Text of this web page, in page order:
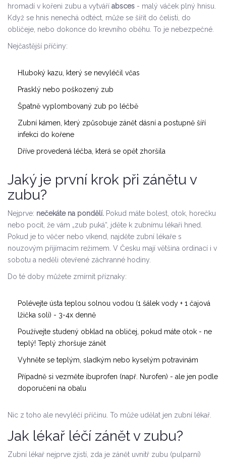
hromadí v kořeni zubu a vytváří absces - malý váček plný hnisu.
Když se hnis nenechá odtéct, může se šířit do čelisti, do
obličeje, nebo dokonce do krevního oběhu. To je nebezpečné.
Nejčastější příčiny:
Hluboký kazu, který se nevyléčil včas
Prasklý nebo poškozený zub
Špatně vyplombovaný zub po léčbě
Zubní kámen, který způsobuje zánět dásní a postupně šíří
infekci do kořene
Dříve provedená léčba, která se opět zhoršila
Jaký je první krok při zánětu v
zubu?
Nejprve: nečekáte na pondělí. Pokud máte bolest, otok, horečku
nebo pocit, že vám „zub puká“, jděte k zubnímu lékaři hned.
Pokud je to věčer nebo víkend, najděte zubní lékaře s
nouzovým přijímacím režimem. V Česku mají většina ordinací i v
sobotu a neděli otevřené záchranné hodiny.
Do té doby můžete zmírnit příznaky:
Polévejte ústa teplou solnou vodou (1 šálek vody + 1 čajová
lžička soli) - 3-4x denně
Používejte studený obklad na obličej, pokud máte otok - ne
teplý! Teplý zhoršuje zánět
Vyhněte se teplým, sladkým nebo kyselým potravinám
Případně si vezměte ibuprofen (např. Nurofen) - ale jen podle
doporučení na obalu
Nic z toho ale nevyléčí příčinu. To může udělat jen zubní lékař.
Jak lékař léčí zánět v zubu?
Zubní lékař nejprve zjistí, zda je zánět uvnitř zubu (pulparní)